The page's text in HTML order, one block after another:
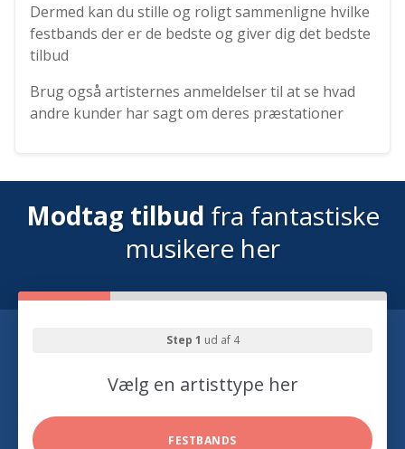
Dermed kan du stille og roligt sammenligne hvilke
festbands der er de bedste og giver dig det bedste
tilbud
Brug også artisternes anmeldelser til at se hvad
andre kunder har sagt om deres præstationer
Modtag tilbud fra fantastiske
musikere her
Step 1 ud af 4
Vælg en artisttype her
FESTBANDS